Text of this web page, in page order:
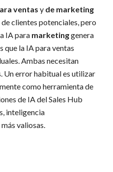
ventas y de marketing
clientes potenciales, pero
IA para marketinggenera
que la IA para ventas
Ambas necesitan
Un error habitual es utilizar
como herramienta de
de IA del Sales Hub
inteligencia
valiosas.